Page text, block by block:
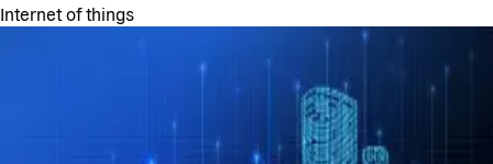
Internet of things